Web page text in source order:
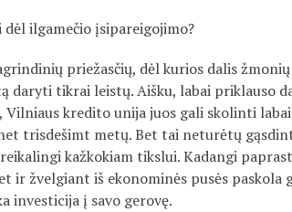
ilgamečio įsipareigojimo?
priežasčių, dėl kurios dalis
daryti tikrai leistų. Aišku, labai priklauso
Vilniaus kredito unija juos gali skolinti
trisdešimt metų. Bet tai neturėtų
kažkokiam tikslui. Kadangi
ir žvelgiant iš ekonominės pusės paskola
investicija į savo gerovę.